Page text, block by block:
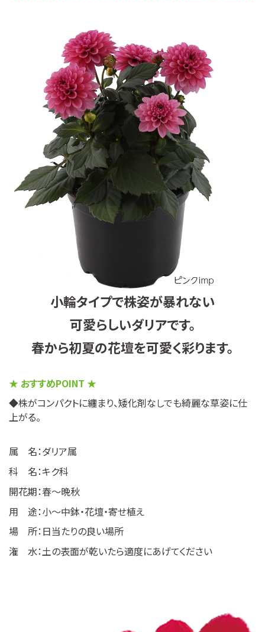
小輪タイプで株姿が暴れない
可愛らしいダリアです。
春から初夏の花壇を可愛く彩ります。
★ おすすめPOINT ★
◆株がコンパクトに纏まり、矮化剤なしでも綺麗な草姿に仕
上がる。
属 名：ダリア属
科 名：キク科
開花期：春〜晩秋
用 途：小〜中鉢・花壇・寄せ植え
場 所：日当たりの良い場所
潅 水：土の表面が乾いたら適度にあげてください